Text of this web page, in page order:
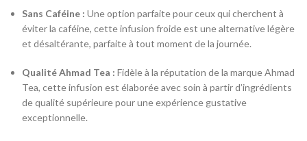
Sans Caféine : Une option parfaite pour ceux qui cherchent à
éviter la caféine, cette infusion froide est une alternative légère
et désaltérante, parfaite à tout moment de la journée.
Qualité Ahmad Tea : Fidèle à la réputation de la marque Ahmad
Tea, cette infusion est élaborée avec soin à partir d’ingrédients
de qualité supérieure pour une expérience gustative
exceptionnelle.